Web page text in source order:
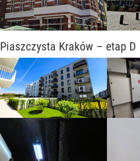
Piaszczysta Kraków – etap D